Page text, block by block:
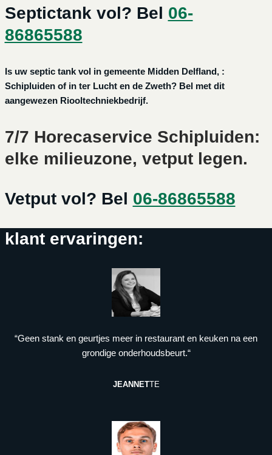
Septictank vol? Bel 06-
86865588
Is uw septic tank vol in gemeente Midden Delfland, :
Schipluiden of in ter Lucht en de Zweth? Bel met dit
aangewezen Riooltechniekbedrijf.
7/7 Horecaservice Schipluiden:
elke milieuzone, vetput legen.
Vetput vol? Bel 06-86865588
klant ervaringen:
“Geen stank en geurtjes meer in restaurant en keuken na een
grondige onderhoudsbeurt.“
JEANNETTE